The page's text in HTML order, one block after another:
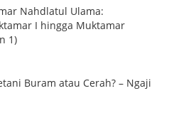
Nahdlatul Ulama:
I hingga Muktamar
1)
Buram atau Cerah? – Ngaji